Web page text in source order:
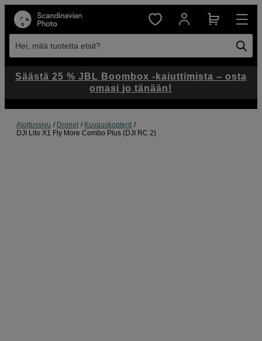
Hei, mitä tuotetta etsit?
Aloitussivu Dronet
Kuvauskopterit
DJI Lito X1 Fly More Combo Plus (DJI RC 2)
Säästä 25 % JBL Boombox -kaiuttimista – osta
omasi jo tänään!